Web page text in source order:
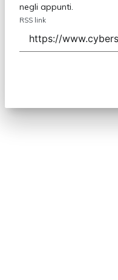
negli appunti.
RSS link